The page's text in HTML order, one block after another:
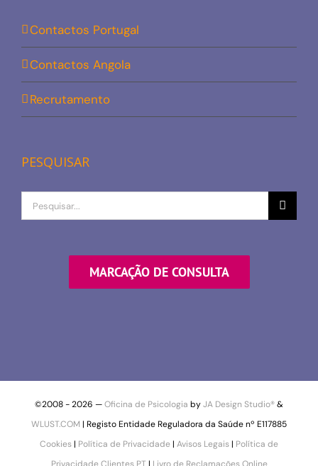
Contactos Portugal
Contactos Angola
Recrutamento
PESQUISAR
Procurar
por
MARCAÇÃO DE CONSULTA
©2008 -2026 —Oficina de Psicologia byJA Design Studio®&
WLUST.COM | Registo Entidade Reguladora da Saúde nº E117885
Cookies| Política de Privacidade| Avisos Legais| Política de